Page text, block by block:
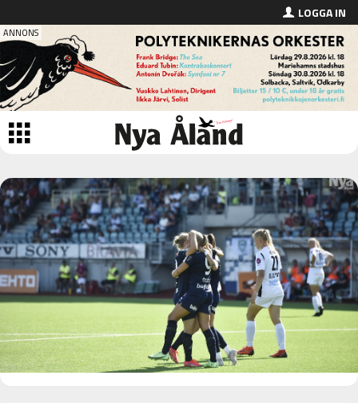
LOGGA IN